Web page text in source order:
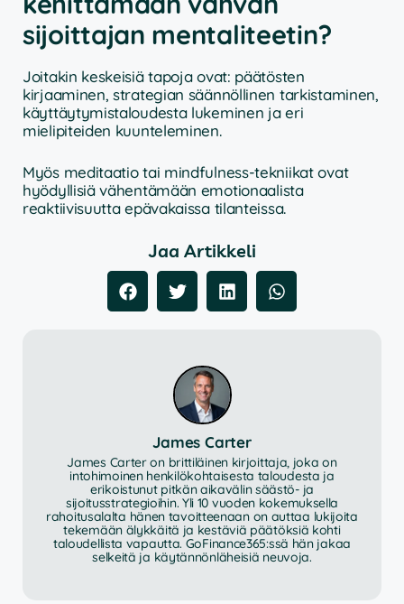
sijoittajan mentaliteetin?
Joitakin keskeisiä tapoja ovat: päätösten
kirjaaminen, strategian säännöllinen tarkistaminen,
käyttäytymistaloudesta lukeminen ja eri
mielipiteiden kuunteleminen.
Myös meditaatio tai mindfulness-tekniikat ovat
hyödyllisiä vähentämään emotionaalista
reaktiivisuutta epävakaissa tilanteissa.
Jaa Artikkeli
James Carter
James Carter on brittiläinen kirjoittaja, joka on
intohimoinen henkilökohtaisesta taloudesta ja
erikoistunut pitkän aikavälin säästö- ja
sijoitusstrategioihin. Yli 10 vuoden kokemuksella
rahoitusalalta hänen tavoitteenaan on auttaa lukijoita
tekemään älykkäitä ja kestäviä päätöksiä kohti
taloudellista vapautta. GoFinance365:ssä hän jakaa
selkeitä ja käytännönläheisiä neuvoja.